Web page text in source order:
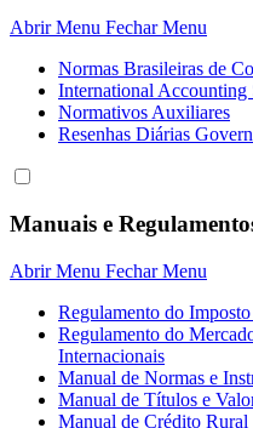
Abrir Menu Fechar Menu
Normas Brasileiras de
International Accounting
Normativos Auxiliares
Resenhas Diárias
Manuais e
Abrir Menu Fechar Menu
Regulamento do
Regulamento do
Internacionais
Manual de Normas e
Manual de Títulos e
Manual de Crédito Rural